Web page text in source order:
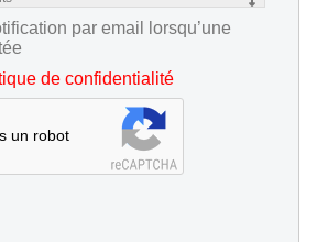
par email lorsqu’une
de confidentialité
un robot